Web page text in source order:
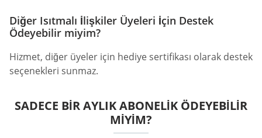
Diğer Isıtmalı İlişkiler Üyeleri İçin Destek
Ödeyebilir miyim?
Hizmet, diğer üyeler için hediye sertifikası olarak destek
seçenekleri sunmaz.
SADECE BIR AYLIK ABONELIK ÖDEYEBILIR
MIYIM?